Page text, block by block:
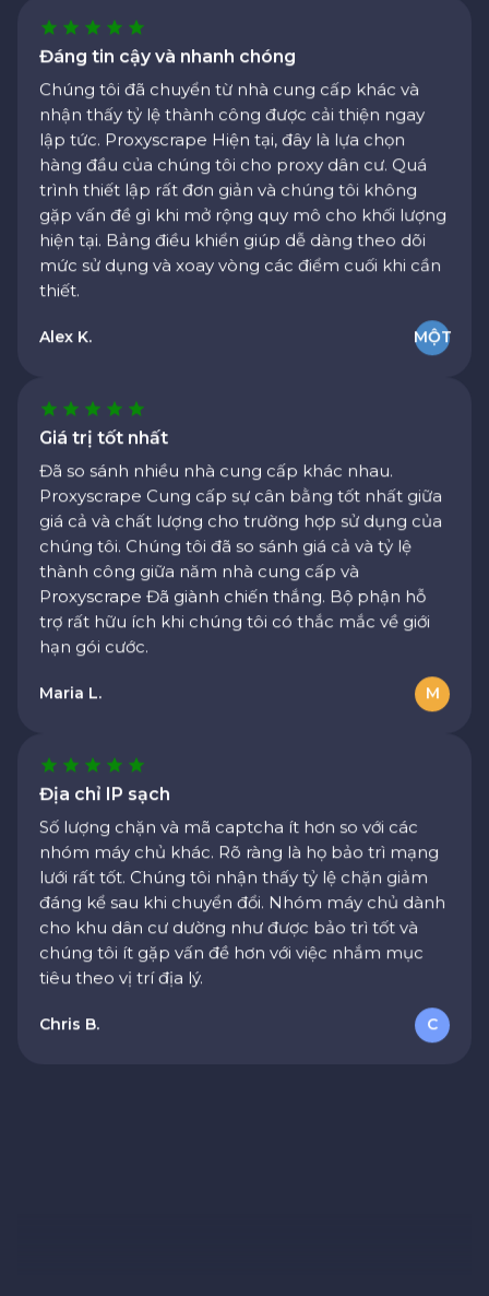
Đáng tin cậy và nhanh chóng
Chúng tôi đã chuyển từ nhà cung cấp khác và
nhận thấy tỷ lệ thành công được cải thiện ngay
lập tức. Proxyscrape Hiện tại, đây là lựa chọn
hàng đầu của chúng tôi cho proxy dân cư. Quá
trình thiết lập rất đơn giản và chúng tôi không
gặp vấn đề gì khi mở rộng quy mô cho khối lượng
hiện tại. Bảng điều khiển giúp dễ dàng theo dõi
mức sử dụng và xoay vòng các điểm cuối khi cần
thiết.
Alex K.
Giá trị tốt nhất
Đã so sánh nhiều nhà cung cấp khác nhau.
Proxyscrape Cung cấp sự cân bằng tốt nhất giữa
giá cả và chất lượng cho trường hợp sử dụng của
chúng tôi. Chúng tôi đã so sánh giá cả và tỷ lệ
thành công giữa năm nhà cung cấp và
Proxyscrape Đã giành chiến thắng. Bộ phận hỗ
trợ rất hữu ích khi chúng tôi có thắc mắc về giới
hạn gói cước.
Maria L.
Địa chỉ IP sạch
Số lượng chặn và mã captcha ít hơn so với các
nhóm máy chủ khác. Rõ ràng là họ bảo trì mạng
lưới rất tốt. Chúng tôi nhận thấy tỷ lệ chặn giảm
đáng kể sau khi chuyển đổi. Nhóm máy chủ dành
cho khu dân cư dường như được bảo trì tốt và
chúng tôi ít gặp vấn đề hơn với việc nhắm mục
tiêu theo vị trí địa lý.
Chris B.
Hỗ trợ tuyệt vời
Tôi có thắc mắc về hóa đơn và đã nhận được câu
trả lời rõ ràng trong vòng một giờ. Tài liệu hướng
dẫn cũng được viết rất tốt.
Sarah M.